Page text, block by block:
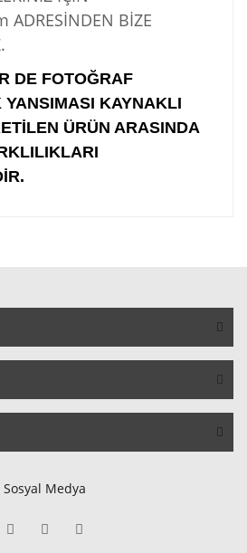
BİZE
DE FOTOĞRAF
YANSIMASI KAYNAKLI
ÜRÜN ARASINDA
Sosyal Medya